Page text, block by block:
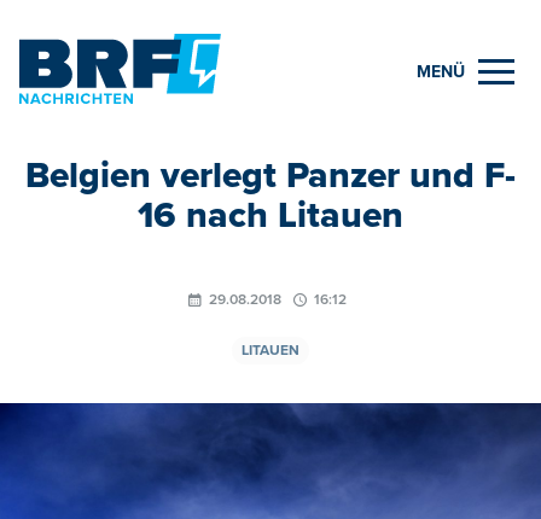
MENÜ
Belgien verlegt Panzer und F-
16 nach Litauen
29.08.2018 16:12
LITAUEN